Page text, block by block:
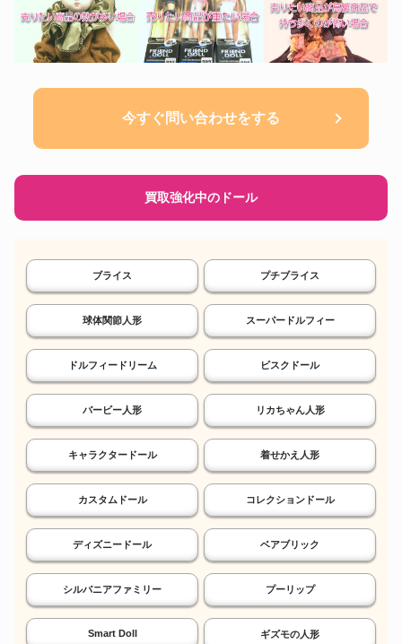
今すぐ問い合わせをする
買取強化中のドール
ブライス プチブライス
球体関節人形 スーパードルフィー
ドルフィードリーム ビスクドール
バービー人形 リカちゃん人形
キャラクタードール 着せかえ人形
カスタムドール コレクションドール
ディズニードール ベアブリック
シルバニアファミリー プーリップ
Smart Doll ギズモの人形